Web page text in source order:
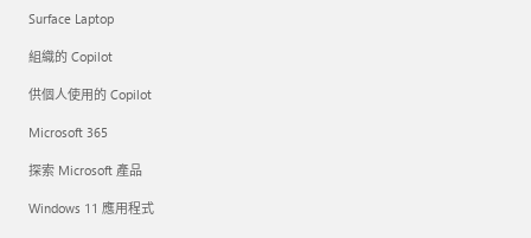
Surface Laptop
組織的 Copilot
供個人使用的 Copilot
Microsoft 365
探索 Microsoft 產品
Windows 11 應用程式